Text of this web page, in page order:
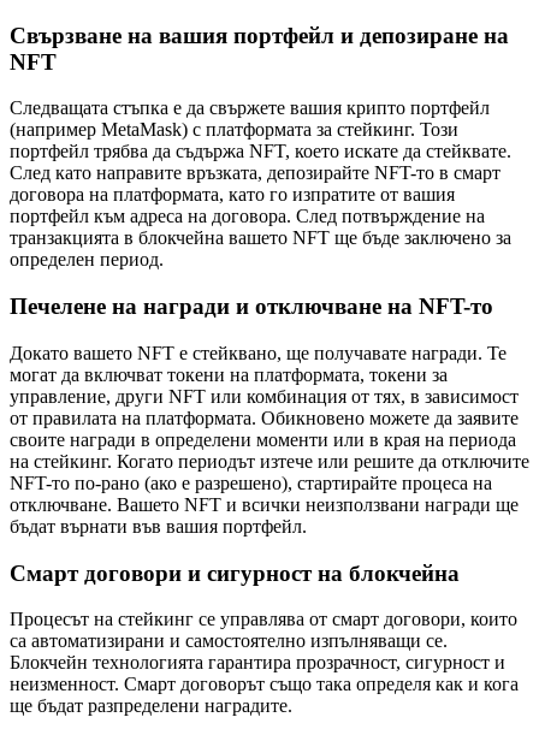
Свързване на вашия портфейл и депозиране на
NFT
Следващата стъпка е да свържете вашия крипто портфейл
(например MetaMask) с платформата за стейкинг. Този
портфейл трябва да съдържа NFT, което искате да стейквате.
След като направите връзката, депозирайте NFT-то в смарт
договора на платформата, като го изпратите от вашия
портфейл към адреса на договора. След потвърждение на
транзакцията в блокчейна вашето NFT ще бъде заключено за
определен период.
Печелене на награди и отключване на NFT-то
Докато вашето NFT е стейквано, ще получавате награди. Те
могат да включват токени на платформата, токени за
управление, други NFT или комбинация от тях, в зависимост
от правилата на платформата. Обикновено можете да заявите
своите награди в определени моменти или в края на периода
на стейкинг. Когато периодът изтече или решите да отключите
NFT-то по-рано (ако е разрешено), стартирайте процеса на
отключване. Вашето NFT и всички неизползвани награди ще
бъдат върнати във вашия портфейл.
Смарт договори и сигурност на блокчейна
Процесът на стейкинг се управлява от смарт договори, които
са автоматизирани и самостоятелно изпълняващи се.
Блокчейн технологията гарантира прозрачност, сигурност и
неизменност. Смарт договорът също така определя как и кога
ще бъдат разпределени наградите.